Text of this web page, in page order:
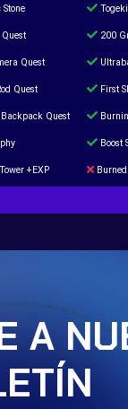
Stone
Quest 200
Quest
Quest First
Quest
Boost
+EXP
A